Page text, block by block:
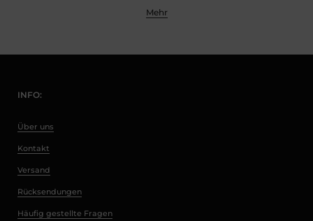
Mehr
INFO:
Über uns
Kontakt
Versand
Rücksendungen
Häufig gestellte Fragen